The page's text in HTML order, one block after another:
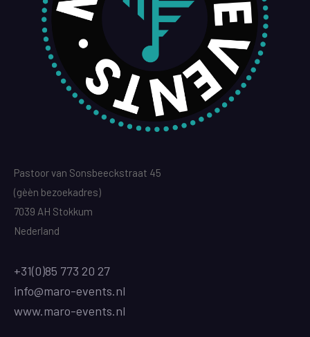
Pastoor van Sonsbeeckstraat 45
(gèèn bezoekadres)
7039 AH Stokkum
Nederland
+31(0)85 773 20 27
info@maro-events.nl
www.maro-events.nl